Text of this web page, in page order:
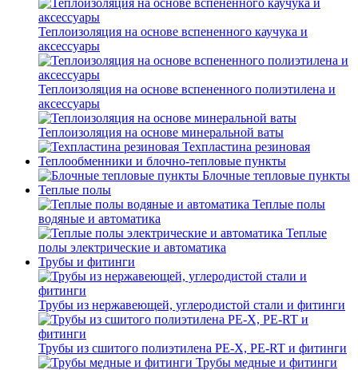
Теплоизоляция на основе вспененного каучука и
аксессуары
Теплоизоляция на основе вспененного полиэтилена и
аксессуары
Теплоизоляция на основе минеральной ваты
Техпластина резиновая
Теплообменники и блочно-тепловые пункты
Блочные тепловые пункты
Теплые полы
Теплые полы
водяные и автоматика
Теплые
полы электрические и автоматика
Трубы и фитинги
Трубы из нержавеющей, углеродистой стали и фитинги
Трубы из сшитого полиэтилена PE-X, PE-RT и фитинги
Трубы медные и фитинги